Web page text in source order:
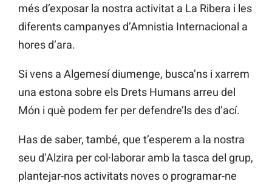
més d’exposar la nostra activitat a La Ribera i les
diferents campanyes d’Amnistia Internacional a
hores d’ara.
Si vens a Algemesí diumenge, busca’ns i xarrem
una estona sobre els Drets Humans arreu del
Món i què podem fer per defendre’ls des d’ací.
Has de saber, també, que t’esperem a la nostra
seu d’Alzira per col·laborar amb la tasca del grup,
plantejar-nos activitats noves o programar-ne